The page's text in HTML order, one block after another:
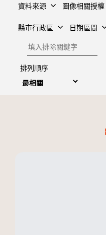
資料來源 圖像相關授權
縣市行政區 日期區間
排除關鍵字
排列順序